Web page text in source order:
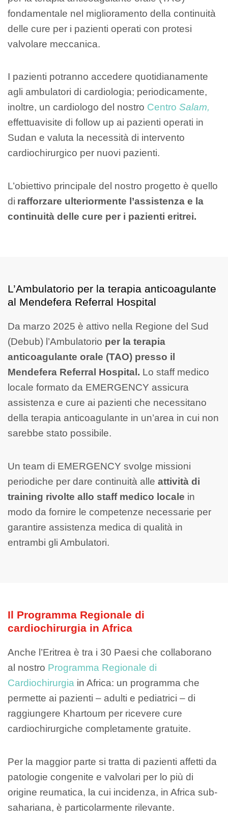
fondamentale nel miglioramento della continuità
delle cure per i pazienti operati con protesi
valvolare meccanica.
I pazienti potranno accedere quotidianamente
agli ambulatori di cardiologia; periodicamente,
inoltre, un cardiologo del nostro Centro Salam,
effettuavisite di follow up ai pazienti operati in
Sudan e valuta la necessità di intervento
cardiochirurgico per nuovi pazienti.
L’obiettivo principale del nostro progetto è quello
di rafforzare ulteriormente l’assistenza e la
continuità delle cure per i pazienti eritrei.
L’Ambulatorio per la terapia anticoagulante
al Mendefera Referral Hospital
Da marzo 2025 è attivo nella Regione del Sud
(Debub) l’Ambulatorio per la terapia
anticoagulante orale (TAO) presso il
Mendefera Referral Hospital. Lo staff medico
locale formato da EMERGENCY assicura
assistenza e cure ai pazienti che necessitano
della terapia anticoagulante in un’area in cui non
sarebbe stato possibile.
Un team di EMERGENCY svolge missioni
periodiche per dare continuità alle attività di
training rivolte allo staff medico locale in
modo da fornire le competenze necessarie per
garantire assistenza medica di qualità in
entrambi gli Ambulatori.
Il Programma Regionale di
cardiochirurgia in Africa
Anche l’Eritrea è tra i 30 Paesi che collaborano
al nostro Programma Regionale di
Cardiochirurgia in Africa: un programma che
permette ai pazienti – adulti e pediatrici – di
raggiungere Khartoum per ricevere cure
cardiochirurgiche completamente gratuite.
Per la maggior parte si tratta di pazienti affetti da
patologie congenite e valvolari per lo più di
origine reumatica, la cui incidenza, in Africa sub-
sahariana, è particolarmente rilevante.